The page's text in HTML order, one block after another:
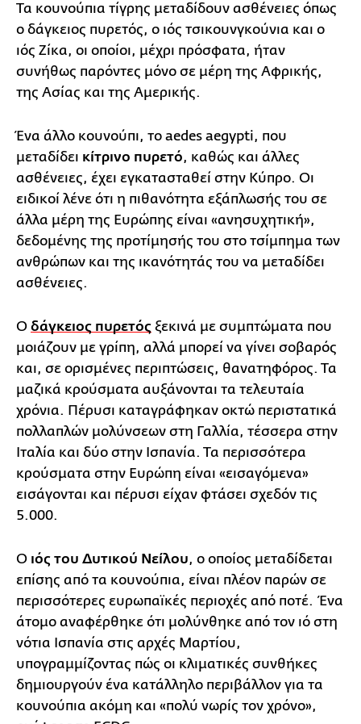
Τα κουνούπια τίγρης μεταδίδουν ασθένειες όπως
ο δάγκειος πυρετός, ο ιός τσικουνγκούνια και ο
ιός Ζίκα, οι οποίοι, μέχρι πρόσφατα, ήταν
συνήθως παρόντες μόνο σε μέρη της Αφρικής,
της Ασίας και της Αμερικής.
Ένα άλλο κουνούπι, το aedes aegypti, που
μεταδίδει κίτρινο πυρετό, καθώς και άλλες
ασθένειες, έχει εγκατασταθεί στην Κύπρο. Οι
ειδικοί λένε ότι η πιθανότητα εξάπλωσής του σε
άλλα μέρη της Ευρώπης είναι «ανησυχητική»,
δεδομένης της προτίμησής του στο τσίμπημα των
ανθρώπων και της ικανότητάς του να μεταδίδει
ασθένειες.
Ο δάγκειος πυρετός ξεκινά με συμπτώματα που
μοιάζουν με γρίπη, αλλά μπορεί να γίνει σοβαρός
και, σε ορισμένες περιπτώσεις, θανατηφόρος. Τα
μαζικά κρούσματα αυξάνονται τα τελευταία
χρόνια. Πέρυσι καταγράφηκαν οκτώ περιστατικά
πολλαπλών μολύνσεων στη Γαλλία, τέσσερα στην
Ιταλία και δύο στην Ισπανία. Τα περισσότερα
κρούσματα στην Ευρώπη είναι «εισαγόμενα»
εισάγονται και πέρυσι είχαν φτάσει σχεδόν τις
5.000.
Ο ιός του Δυτικού Νείλου, ο οποίος μεταδίδεται
επίσης από τα κουνούπια, είναι πλέον παρών σε
περισσότερες ευρωπαϊκές περιοχές από ποτέ. Ένα
άτομο αναφέρθηκε ότι μολύνθηκε από τον ιό στη
νότια Ισπανία στις αρχές Μαρτίου,
υπογραμμίζοντας πώς οι κλιματικές συνθήκες
δημιουργούν ένα κατάλληλο περιβάλλον για τα
κουνούπια ακόμη και «πολύ νωρίς τον χρόνο»,